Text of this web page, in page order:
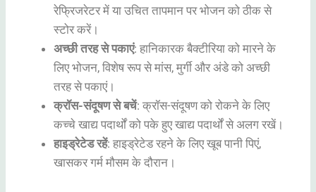
रेफ्रिजरेटर में या उचित तापमान पर भोजन को ठीक से
स्टोर करें।
अच्छी तरह से पकाएं: हानिकारक बैक्टीरिया को मारने के
लिए भोजन, विशेष रूप से मांस, मुर्गी और अंडे को अच्छी
तरह से पकाएं।
क्रॉस-संदूषण से बचें: क्रॉस-संदूषण को रोकने के लिए
कच्चे खाद्य पदार्थों को पके हुए खाद्य पदार्थों से अलग रखें।
हाइड्रेटेड रहें: हाइड्रेटेड रहने के लिए खूब पानी पिएं,
खासकर गर्म मौसम के दौरान।